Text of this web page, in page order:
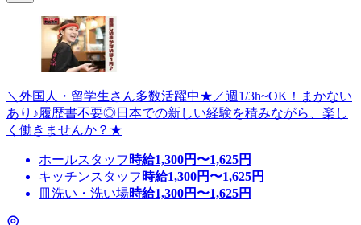
＼外国人・留学生さん多数活躍中★／週1/3h~OK！まかない
あり♪履歴書不要◎日本での新しい経験を積みながら、楽し
く働きませんか？★
ホールスタッフ 時給1,300円〜1,625円
キッチンスタッフ 時給1,300円〜1,625円
皿洗い・洗い場時給1,300円〜1,625円